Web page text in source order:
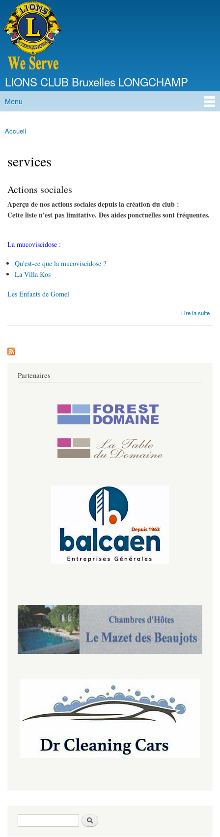
LIONS CLUB Bruxelles LONGCHAMP
Menu principal
Menu
Vous êtes ici
Accueil
services
Actions sociales
Aperçu de nos actions sociales depuis la création du club :
Cette liste n'est pas limitative. Des aides ponctuelles sont fréquentes.
La mucoviscidose :
Qu'est-ce que la mucoviscidose ?
La Villa Kos
Les Enfants de Gomel
Lire la suite
Partenaires
Formulaire de recherche
Rechercher